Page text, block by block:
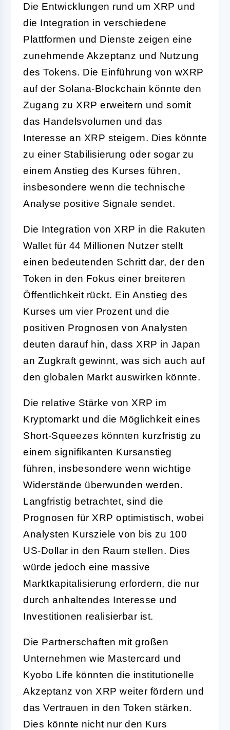
Die Entwicklungen rund um XRP und
die Integration in verschiedene
Plattformen und Dienste zeigen eine
zunehmende Akzeptanz und Nutzung
des Tokens. Die Einführung von wXRP
auf der Solana-Blockchain könnte den
Zugang zu XRP erweitern und somit
das Handelsvolumen und das
Interesse an XRP steigern. Dies könnte
zu einer Stabilisierung oder sogar zu
einem Anstieg des Kurses führen,
insbesondere wenn die technische
Analyse positive Signale sendet.
Die Integration von XRP in die Rakuten
Wallet für 44 Millionen Nutzer stellt
einen bedeutenden Schritt dar, der den
Token in den Fokus einer breiteren
Öffentlichkeit rückt. Ein Anstieg des
Kurses um vier Prozent und die
positiven Prognosen von Analysten
deuten darauf hin, dass XRP in Japan
an Zugkraft gewinnt, was sich auch auf
den globalen Markt auswirken könnte.
Die relative Stärke von XRP im
Kryptomarkt und die Möglichkeit eines
Short-Squeezes könnten kurzfristig zu
einem signifikanten Kursanstieg
führen, insbesondere wenn wichtige
Widerstände überwunden werden.
Langfristig betrachtet, sind die
Prognosen für XRP optimistisch, wobei
Analysten Kursziele von bis zu 100
US-Dollar in den Raum stellen. Dies
würde jedoch eine massive
Marktkapitalisierung erfordern, die nur
durch anhaltendes Interesse und
Investitionen realisierbar ist.
Die Partnerschaften mit großen
Unternehmen wie Mastercard und
Kyobo Life könnten die institutionelle
Akzeptanz von XRP weiter fördern und
das Vertrauen in den Token stärken.
Dies könnte nicht nur den Kurs